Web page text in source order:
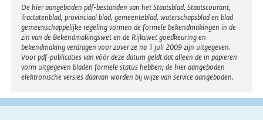
Disclaimer
De hier aangeboden pdf-bestanden van het Staatsblad, Staatscourant,
Tractatenblad, provinciaal blad, gemeenteblad, waterschapsblad en blad
gemeenschappelijke regeling vormen de formele bekendmakingen in de
zin van de Bekendmakingswet en de Rijkswet goedkeuring en
bekendmaking verdragen voor zover ze na 1 juli 2009 zijn uitgegeven.
Voor pdf-publicaties van vóór deze datum geldt dat alleen de in papieren
vorm uitgegeven bladen formele status hebben; de hier aangeboden
elektronische versies daarvan worden bij wijze van service aangeboden.